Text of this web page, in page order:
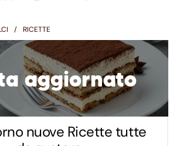
RICETTE
aggiornato
nuove Ricette tutte